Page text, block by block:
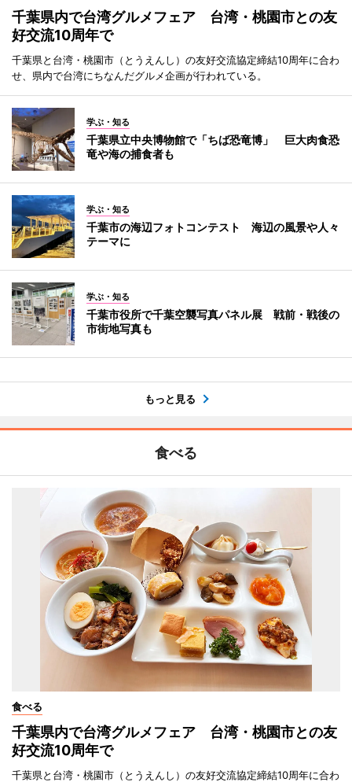
千葉県内で台湾グルメフェア 台湾・桃園市との友
好交流10周年で
千葉県と台湾・桃園市（とうえんし）の友好交流協定締結10周年に合わ
せ、県内で台湾にちなんだグルメ企画が行われている。
学ぶ・知る
千葉県立中央博物館で「ちば恐竜博」 巨大肉食恐
竜や海の捕食者も
学ぶ・知る
千葉市の海辺フォトコンテスト 海辺の風景や人々
テーマに
学ぶ・知る
千葉市役所で千葉空襲写真パネル展 戦前・戦後の
市街地写真も
もっと見る
食べる
食べる
千葉県内で台湾グルメフェア 台湾・桃園市との友
好交流10周年で
千葉県と台湾・桃園市（とうえんし）の友好交流協定締結10周年に合わ